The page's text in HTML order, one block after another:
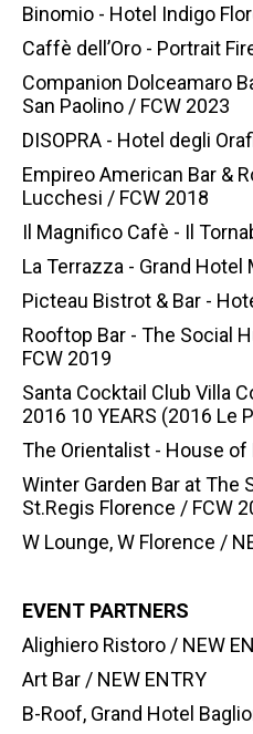
Binomio - Hotel Indigo
Caffè dell’Oro - Portrait
Companion Dolceamaro
San Paolino / FCW 2023
DISOPRA - Hotel degli
Empireo American Bar &
Lucchesi / FCW 2018
Il Magnifico Cafè - Il
La Terrazza - Grand Hotel
Picteau Bistrot & Bar -
Rooftop Bar - The Social
FCW 2019
Santa Cocktail Club Villa
2016 10 YEARS (2016 Le
The Orientalist - House of
Winter Garden Bar at The
St.Regis Florence / FCW
W Lounge, W Florence /
EVENT PARTNERS
Alighiero Ristoro / NEW
Art Bar / NEW ENTRY
B-Roof, Grand Hotel